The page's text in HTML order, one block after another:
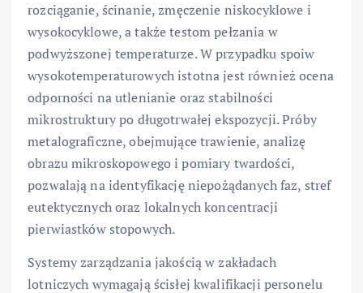
rozciąganie, ścinanie, zmęczenie niskocyklowe i
wysokocyklowe, a także testom pełzania w
podwyższonej temperaturze. W przypadku spoiw
wysokotemperaturowych istotna jest również ocena
odporności na utlenianie oraz stabilności
mikrostruktury po długotrwałej ekspozycji. Próby
metalograficzne, obejmujące trawienie, analizę
obrazu mikroskopowego i pomiary twardości,
pozwalają na identyfikację niepożądanych faz, stref
eutektycznych oraz lokalnych koncentracji
pierwiastków stopowych.
Systemy zarządzania jakością w zakładach
lotniczych wymagają ścisłej kwalifikacji personelu